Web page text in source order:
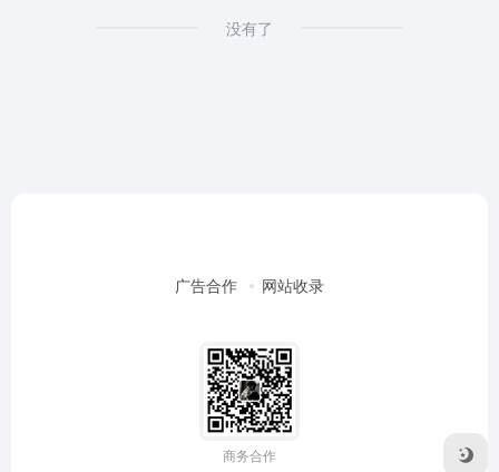
没有了
广告合作 网站收录
商务合作